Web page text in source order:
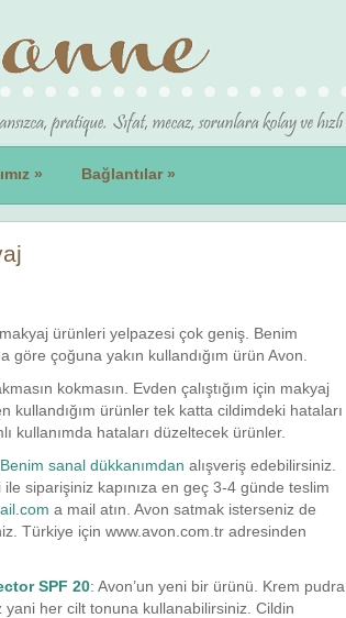
» Bağlantılar»
ürünleri yelpazesi çok geniş. Benim
çoğuna yakın kullandığım ürün Avon.
kokmasın. Evden çalıştığım için makyaj
kullandığım ürünler tek katta cildimdeki hataları
kullanımda hataları düzeltecek ürünler.
Benim sanal dükkanımdan alışveriş edebilirsiniz.
siparişiniz kapınıza en geç 3-4 günde teslim
a mail atın. Avon satmak isterseniz de
Türkiye için www.avon.com.tr adresinden
SPF 20: Avon’un yeni bir ürünü. Krem pudra
yani her cilt tonuna kullanabilirsiniz. Cildin